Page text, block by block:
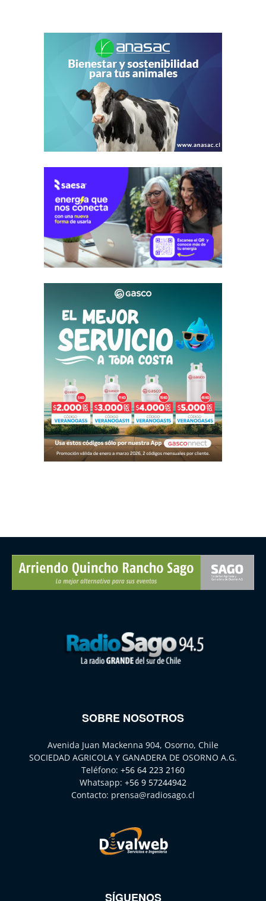
SOBRE NOSOTROS
Avenida Juan Mackenna 904, Osorno, Chile
SOCIEDAD AGRICOLA Y GANADERA DE OSORNO A.G.
Teléfono: +56 64 223 2160
Whatsapp: +56 9 57244942
Contacto: prensa@radiosago.cl
SÍGUENOS